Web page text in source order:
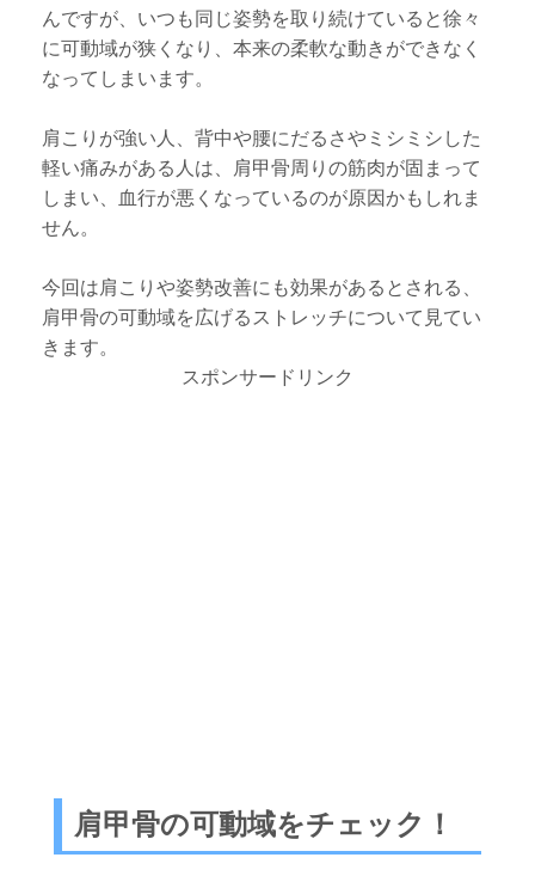
んですが、いつも同じ姿勢を取り続けていると徐々
に可動域が狭くなり、本来の柔軟な動きができなく
なってしまいます。
肩こりが強い人、背中や腰にだるさやミシミシした
軽い痛みがある人は、肩甲骨周りの筋肉が固まって
しまい、血行が悪くなっているのが原因かもしれま
せん。
今回は肩こりや姿勢改善にも効果があるとされる、
肩甲骨の可動域を広げるストレッチについて見てい
きます。
スポンサードリンク
肩甲骨の可動域をチェック！